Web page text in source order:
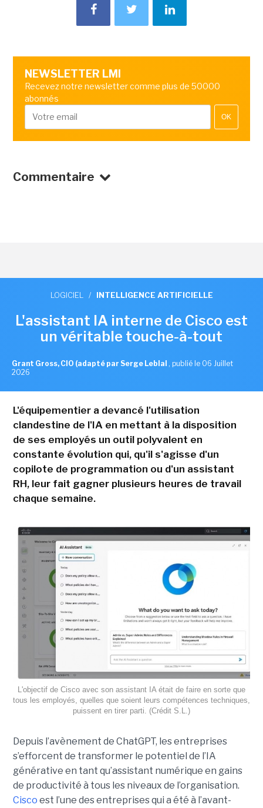
NEWSLETTER LMI
Recevez notre newsletter comme plus de 50000
abonnés
OK
Commentaire
LOGICIEL / INTELLIGENCE ARTIFICIELLE
L'assistant IA interne de Cisco est
un véritable touche-à-tout
Grant Gross, CIO (adapté par Serge Leblal , publié le 06 Juillet
2026
L'équipementier a devancé l'utilisation
clandestine de l'IA en mettant à la disposition
de ses employés un outil polyvalent en
constante évolution qui, qu'il s'agisse d'un
copilote de programmation ou d'un assistant
RH, leur fait gagner plusieurs heures de travail
chaque semaine.
L'objectif de Cisco avec son assistant IA était de faire en sorte que
tous les employés, quelles que soient leurs compétences techniques,
puissent en tirer parti. (Crédit S.L.)
Depuis l’avènement de ChatGPT, les entreprises
s’efforcent de transformer le potentiel de l’IA
générative en tant qu’assistant numérique en gains
de productivité à tous les niveaux de l’organisation.
Cisco est l’une des entreprises qui a été à l’avant-